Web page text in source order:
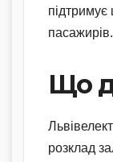
підтримує
пасажирів.
Що
розклад